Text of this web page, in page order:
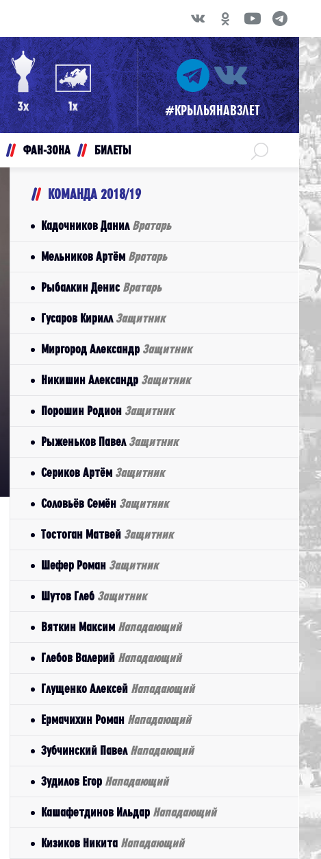
#КРЫЛЬЯНАВЗЛЕТ
ФАН-ЗОНА БИЛЕТЫ
КОМАНДА 2018/19
Кадочников Данил Вратарь
Мельников Артём Вратарь
Рыбалкин Денис Вратарь
Гусаров Кирилл Защитник
Миргород Александр Защитник
Никишин Александр Защитник
Порошин Родион Защитник
Рыженьков Павел Защитник
Сериков Артём Защитник
Соловьёв Семён Защитник
Тостоган Матвей Защитник
Шефер Роман Защитник
Шутов Глеб Защитник
Вяткин Максим Нападающий
Глебов Валерий Нападающий
Глущенко Алексей Нападающий
Ермачихин Роман Нападающий
Зубчинский Павел Нападающий
Зудилов Егор Нападающий
Кашафетдинов Ильдар Нападающий
Кизиков Никита Нападающий